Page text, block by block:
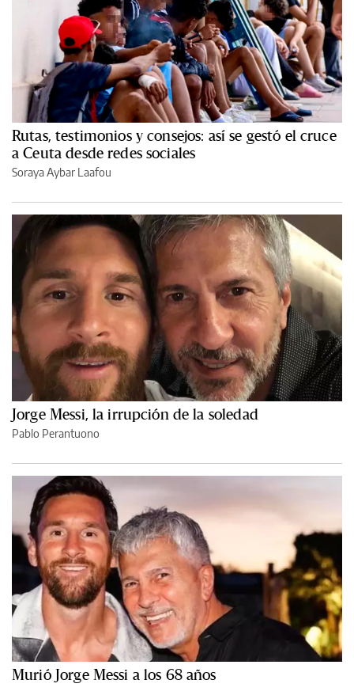
Rutas, testimonios y consejos: así se gestó el cruce
a Ceuta desde redes sociales
Soraya Aybar Laafou
Jorge Messi, la irrupción de la soledad
Pablo Perantuono
Murió Jorge Messi a los 68 años